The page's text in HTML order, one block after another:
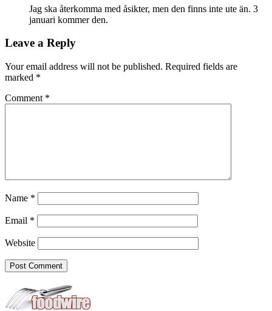
Jag ska återkomma med åsikter, men den finns inte ute än. 3
januari kommer den.
Leave a Reply
Your email address will not be published. Required fields are
marked *
Comment *
Name *
Email *
Website